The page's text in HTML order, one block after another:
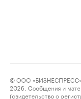
© ООО
2026. Сообщения и
(свидетельство о